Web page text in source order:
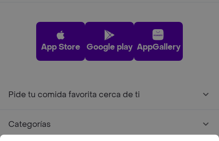
App Store Google play AppGallery
Pide tu comida favorita cerca de ti
Categorías